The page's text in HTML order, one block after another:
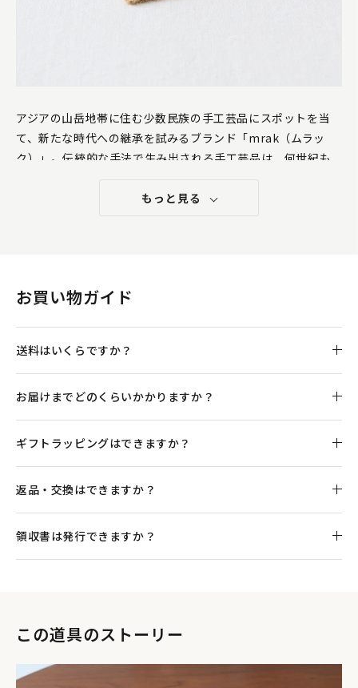
アジアの山岳地帯に住む少数民族の手工芸品にスポットを当
て、新たな時代への継承を試みるブランド「mrak（ムラッ
ク）」。伝統的な手法で生み出される手工芸品は、何世紀も
小ぶりな茶器と合わせたい「ニットクロス」
「Allo（アロー）」とは、ネパール語で「イラクサ」の意味を
もっと見る
お買い物ガイド
送料はいくらですか？
お届けまでどのくらいかかりますか？
ギフトラッピングはできますか？
返品・交換はできますか？
領収書は発行できますか？
この道具のストーリー